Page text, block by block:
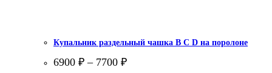
Купальник раздельный чашка В С D на поролоне
6900 ₽ – 7700 ₽